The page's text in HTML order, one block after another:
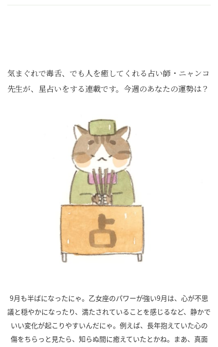
気まぐれで毒舌、でも人を癒してくれる占い師・ニャンコ
先生が、星占いをする連載です。今週のあなたの運勢は？
9月も半ばになったにゃ。乙女座のパワーが強い9月は、心が不思
議と穏やかになったり、満たされていることを感じるなど、静かで
いい変化が起こりやすいんだにゃ。例えば、長年抱えていた心の
傷をちらっと見たら、知らぬ間に癒えていたとかね。まあ、真面